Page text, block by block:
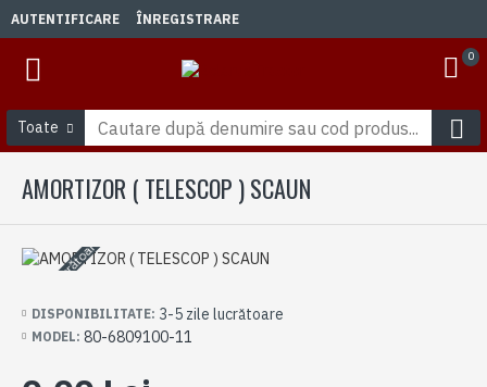
AUTENTIFICARE ÎNREGISTRARE
0
Toate
AMORTIZOR ( TELESCOP ) SCAUN
3-5 zile lucrătoare
DISPONIBILITATE: 3-5 zile lucrătoare
MODEL: 80-6809100-11